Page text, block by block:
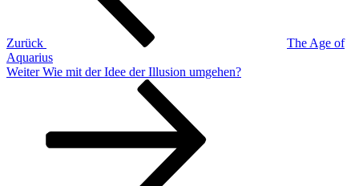
Zurück
The Age of
Aquarius
Nächster
Weiter Wie mit der Idee der Illusion umgehen?